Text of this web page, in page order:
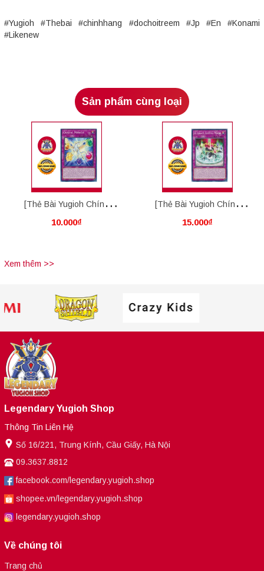
#Yugioh #Thebai #chinhhang #dochoitreem #Jp #En #Konami
#Likenew
Sản phẩm cùng loại
[Thẻ Bài Yugioh Chính
Hãng] Crystal Miracle
10.000₫
[Thẻ Bài Yugioh Chính
Hãng] Ultimate Crystal
15.000₫
Xem thêm >>
Legendary Yugioh Shop
Thông Tin Liên Hệ
Số 16/221, Trung Kính, Cầu Giấy, Hà Nội
09.3637.8812
facebook.com/legendary.yugioh.shop
shopee.vn/legendary.yugioh.shop
legendary.yugioh.shop
Về chúng tôi
Trang chủ